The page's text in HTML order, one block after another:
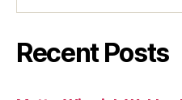
Recent Posts